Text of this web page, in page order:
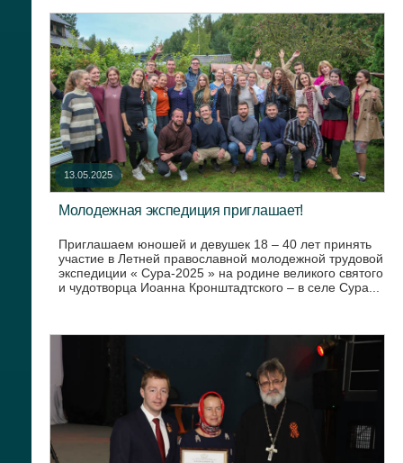
13.05.2025
Молодежная экспедиция приглашает!
Приглашаем юношей и девушек 18 – 40 лет принять
участие в Летней православной молодежной трудовой
экспедиции « Сура-2025 » на родине великого святого
и чудотворца Иоанна Кронштадтского – в селе Сура...